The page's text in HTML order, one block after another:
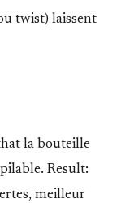
twist) laissent
la bouteille
Result:
meilleur